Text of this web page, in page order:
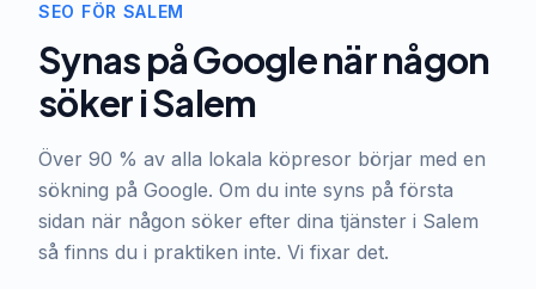
SEO FÖR SALEM
Synas på Google när någon
söker i Salem
Över 90 % av alla lokala köpresor börjar med en
sökning på Google. Om du inte syns på första
sidan när någon söker efter dina tjänster i Salem
så finns du i praktiken inte. Vi fixar det.